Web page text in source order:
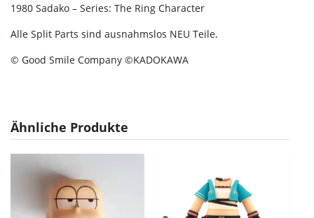
1980 Sadako – Series: The Ring Character
Alle Split Parts sind ausnahmslos NEU Teile.
© Good Smile Company ©KADOKAWA
Ähnliche Produkte